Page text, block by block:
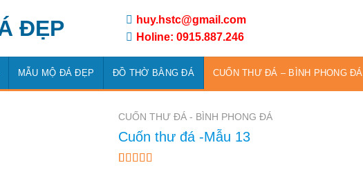
huy.hstc@gmail.com
Holine: 0915.887.246
MẪU MỘ ĐÁ ĐẸP ĐỒ THỜ BẰNG ĐÁ CUỐN THƯ ĐÁ – BÌNH PHONG ĐÁ
CUỐN THƯ ĐÁ - BÌNH PHONG ĐÁ
Cuốn thư đá -Mẫu 13